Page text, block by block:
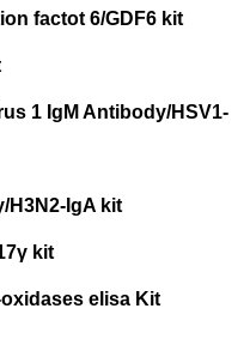
factot 6/GDF6 kit
1 IgM Antibody/HSV1-
H3N2-IgA kit
kit
elisa Kit